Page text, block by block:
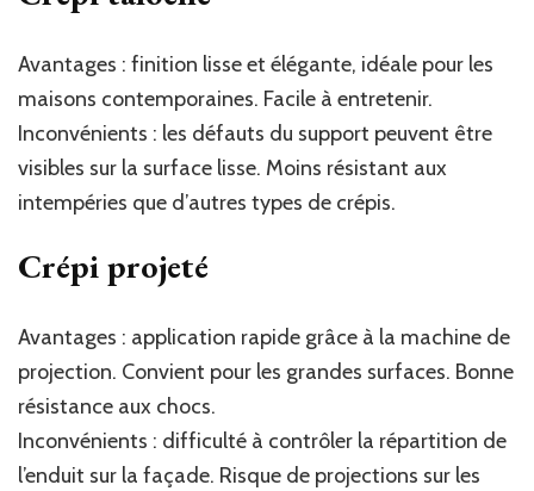
Avantages : finition lisse et élégante, idéale pour les
maisons contemporaines. Facile à entretenir.
Inconvénients : les défauts du support peuvent être
visibles sur la surface lisse. Moins résistant aux
intempéries que d’autres types de crépis.
Crépi projeté
Avantages : application rapide grâce à la machine de
projection. Convient pour les grandes surfaces. Bonne
résistance aux chocs.
Inconvénients : difficulté à contrôler la répartition de
l’enduit sur la façade. Risque de projections sur les